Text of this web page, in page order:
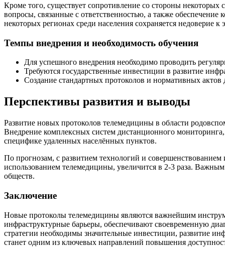
Кроме того, существует сопротивление со стороны
вопросы, связанные с ответственностью, а также
некоторых регионах среди населения сохраняется
Темпы внедрения и необходимость обучения
Для успешного внедрения необходимо проводить
Требуются государственные инвестиции в развитие
Создание стандартных протоколов и нормативных актов
Перспективы развития и выводы
Развитие новых протоколов телемедицины в области
Внедрение комплексных систем дистанционного
специфике удаленных населённых пунктов.
По прогнозам, с развитием технологий и
использованием телемедицины, увеличится в 2-3 раза.
обществ.
Заключение
Новые протоколы телемедицины являются важнейшим
инфраструктурные барьеры, обеспечивают своевременную
стратегии необходимы значительные инвестиции, развитие
станет одним из ключевых направлений повышения